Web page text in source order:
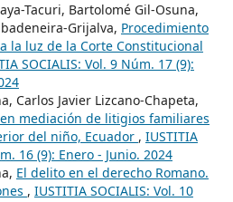
Tacuri, Bartolomé Gil-Osuna,
Grijalva, Procedimiento
la luz de la Corte Constitucional
SOCIALIS: Vol. 9 Núm. 17 (9):
Carlos Javier Lizcano-Chapeta,
mediación de litigios familiares
del niño, Ecuador , IUSTITIA
16 (9): Enero - Junio. 2024
El delito en el derecho Romano.
, IUSTITIA SOCIALIS: Vol. 10